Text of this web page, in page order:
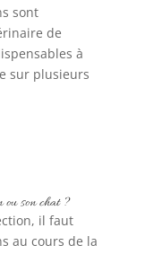
sont
de
à
sur plusieurs
ou son chat ?
il faut
au cours de la